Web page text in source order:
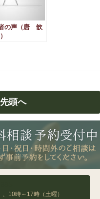
の声（唐 歆
頭へ
10時～17時（土曜）